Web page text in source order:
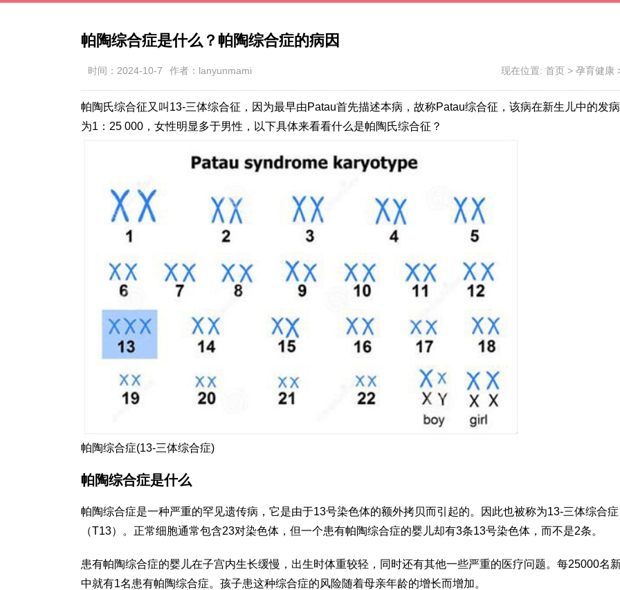
帕陶综合症是什么？帕陶综合症的病因
时间：2024-10-7 作者：lanyunmami 现在位置: 首页 > 孕育健康
帕陶氏综合征又叫13-三体综合征，因为最早由Patau首先描述本病，故称Patau综合征，该病在新生儿中的发
为1：25 000，女性明显多于男性，以下具体来看看什么是帕陶氏综合征？
帕陶综合症(13-三体综合症)
帕陶综合症是什么
帕陶综合症是一种严重的罕见遗传病，它是由于13号染色体的额外拷贝而引起的。因此也被称为13-三体综合症
（T13）。正常细胞通常包含23对染色体，但一个患有帕陶综合症的婴儿却有3条13号染色体，而不是2条。
患有帕陶综合症的婴儿在子宫内生长缓慢，出生时体重较轻，同时还有其他一些严重的医疗问题。每25000名
中就有1名患有帕陶综合症。孩子患这种综合症的风险随着母亲年龄的增长而增加。